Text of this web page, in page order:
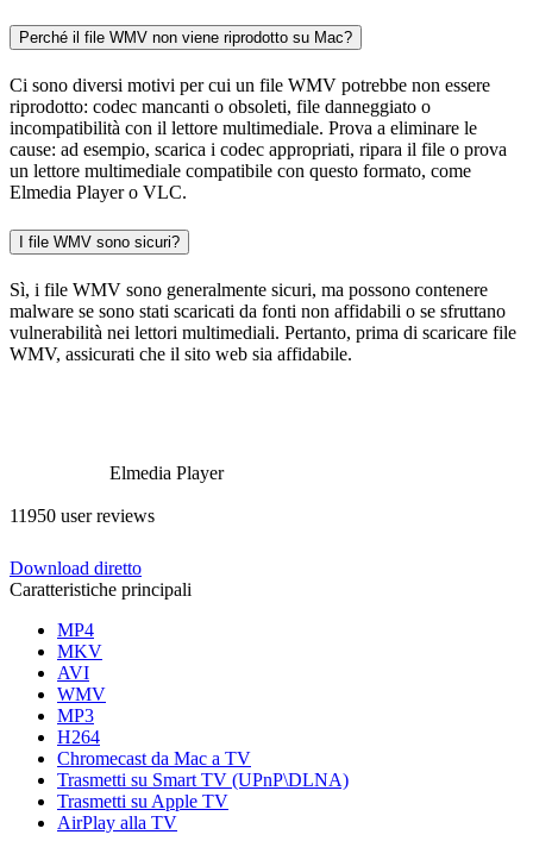
Perché il file WMV non viene riprodotto su Mac?
Ci sono diversi motivi per cui un file WMV potrebbe non essere
riprodotto: codec mancanti o obsoleti, file danneggiato o
incompatibilità con il lettore multimediale. Prova a eliminare le
cause: ad esempio, scarica i codec appropriati, ripara il file o prova
un lettore multimediale compatibile con questo formato, come
Elmedia Player o VLC.
I file WMV sono sicuri?
Sì, i file WMV sono generalmente sicuri, ma possono contenere
malware se sono stati scaricati da fonti non affidabili o se sfruttano
vulnerabilità nei lettori multimediali. Pertanto, prima di scaricare file
WMV, assicurati che il sito web sia affidabile.
Elmedia Player
11950 user reviews
Download diretto
Caratteristiche principali
MP4
MKV
AVI
WMV
MP3
H264
Chromecast da Mac a TV
Trasmetti su Smart TV (UPnP\DLNA)
Trasmetti su Apple TV
AirPlay alla TV